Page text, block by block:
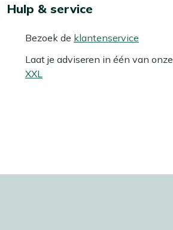
Hulp & service
Bezoek de klantenservice
Laat je adviseren in één van onze
XXL